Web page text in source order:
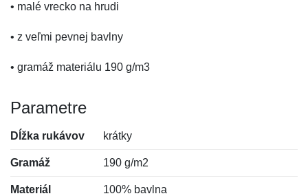
• malé vrecko na hrudi
• z veľmi pevnej bavlny
• gramáž materiálu 190 g/m3
Parametre
Dĺžka rukávov krátky
Gramáž 190 g/m2
Materiál 100% bavlna